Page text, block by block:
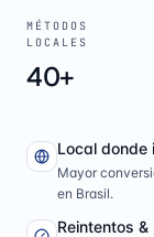
MÉTODOS
LOCALES
40+
Local donde
Mayor
en Brasil.
Reintentos &